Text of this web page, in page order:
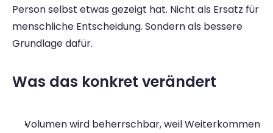
Person selbst etwas gezeigt hat. Nicht als Ersatz für
menschliche Entscheidung. Sondern als bessere
Grundlage dafür.
Was das konkret verändert
Volumen wird beherrschbar, weil Weiterkommen